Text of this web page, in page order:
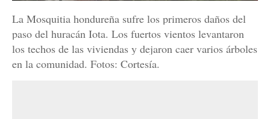
La Mosquitia hondureña sufre los primeros daños del
paso del huracán Iota. Los fuertos vientos levantaron
los techos de las viviendas y dejaron caer varios árboles
en la comunidad. Fotos: Cortesía.